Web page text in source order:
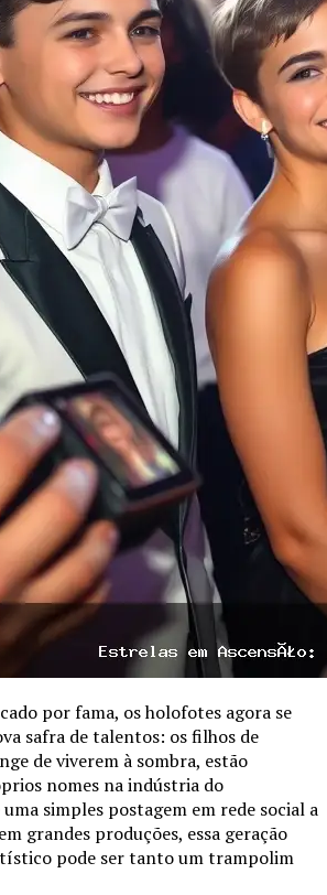
por fama, os holofotes agora se
safra de talentos: os filhos de
de viverem à sombra, estão
nomes na indústria do
simples postagem em rede social a
grandes produções, essa geração
pode ser tanto um trampolim